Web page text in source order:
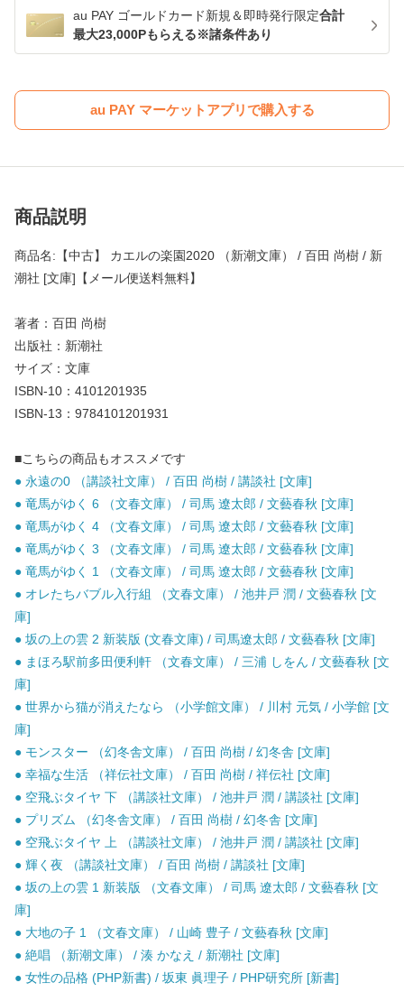
au PAY ゴールドカード新規＆即時発行限定合計
最大23,000Pもらえる※諸条件あり
au PAY マーケットアプリで購入する
商品説明
商品名:【中古】 カエルの楽園2020 （新潮文庫） / 百田 尚樹 / 新
潮社 [文庫]【メール便送料無料】
著者：百田 尚樹
出版社：新潮社
サイズ：文庫
ISBN-10：4101201935
ISBN-13：9784101201931
■こちらの商品もオススメです
● 永遠の0 （講談社文庫） / 百田 尚樹 / 講談社 [文庫]
● 竜馬がゆく 6 （文春文庫） / 司馬 遼太郎 / 文藝春秋 [文庫]
● 竜馬がゆく 4 （文春文庫） / 司馬 遼太郎 / 文藝春秋 [文庫]
● 竜馬がゆく 3 （文春文庫） / 司馬 遼太郎 / 文藝春秋 [文庫]
● 竜馬がゆく 1 （文春文庫） / 司馬 遼太郎 / 文藝春秋 [文庫]
● オレたちバブル入行組 （文春文庫） / 池井戸 潤 / 文藝春秋 [文
庫]
● 坂の上の雲 2 新装版 (文春文庫) / 司馬遼太郎 / 文藝春秋 [文庫]
● まほろ駅前多田便利軒 （文春文庫） / 三浦 しをん / 文藝春秋 [文
庫]
● 世界から猫が消えたなら （小学館文庫） / 川村 元気 / 小学館 [文
庫]
● モンスター （幻冬舎文庫） / 百田 尚樹 / 幻冬舎 [文庫]
● 幸福な生活 （祥伝社文庫） / 百田 尚樹 / 祥伝社 [文庫]
● 空飛ぶタイヤ 下 （講談社文庫） / 池井戸 潤 / 講談社 [文庫]
● プリズム （幻冬舎文庫） / 百田 尚樹 / 幻冬舎 [文庫]
● 空飛ぶタイヤ 上 （講談社文庫） / 池井戸 潤 / 講談社 [文庫]
● 輝く夜 （講談社文庫） / 百田 尚樹 / 講談社 [文庫]
● 坂の上の雲 1 新装版 （文春文庫） / 司馬 遼太郎 / 文藝春秋 [文
庫]
● 大地の子 1 （文春文庫） / 山崎 豊子 / 文藝春秋 [文庫]
● 絶唱 （新潮文庫） / 湊 かなえ / 新潮社 [文庫]
● 女性の品格 (PHP新書) / 坂東 眞理子 / PHP研究所 [新書]